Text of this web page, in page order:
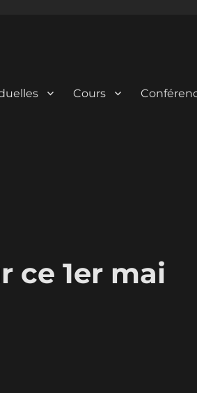
Cours
ce 1er mai